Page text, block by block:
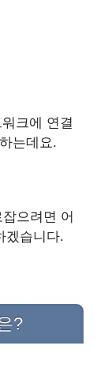
크에 연결
는데요.
으려면 어
겠습니다.
?